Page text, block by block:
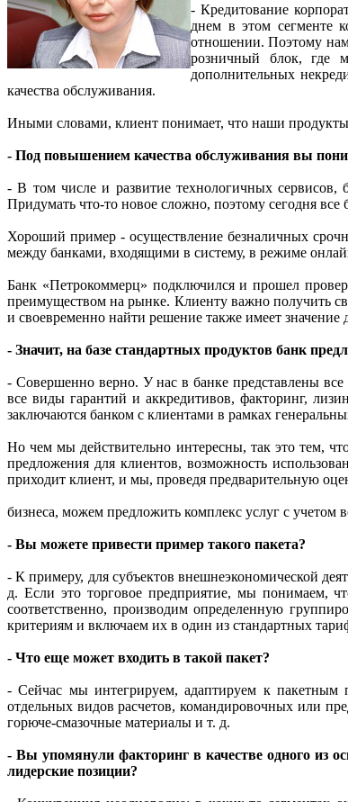
- Кредитование
днем в этом сегменте
отношении. Поэтому нам
розничный блок, где
дополнительных
качества обслуживания.
Иными словами, клиент понимает, что наши
- Под повышением качества обслуживания вы
- В том числе и развитие технологичных сервисов,
Придумать что-то новое сложно, поэтому сегодня
Хороший пример - осуществление безналичных
между банками, входящими в систему, в режиме
Банк «Петрокоммерц» подключился и прошел
преимуществом на рынке. Клиенту важно получить
и своевременно найти решение также имеет значение
- Значит, на базе стандартных продуктов банк
- Совершенно верно. У нас в банке представлены все
все виды гарантий и аккредитивов, факторинг,
заключаются банком с клиентами в рамках
Но чем мы действительно интересны, так это тем,
предложения для клиентов, возможность
приходит клиент, и мы, проведя предварительную
бизнеса, можем предложить комплекс услуг с
- Вы можете привести пример такого пакета?
- К примеру, для субъектов внешнеэкономической
д. Если это торговое предприятие, мы понимаем,
соответственно, производим определенную
критериям и включаем их в один из стандартных
- Что еще может входить в такой пакет?
- Сейчас мы интегрируем, адаптируем к пакетным
отдельных видов расчетов, командировочных или
горюче-смазочные материалы и т. д.
- Вы упомянули факторинг в качестве одного из
лидерские позиции?